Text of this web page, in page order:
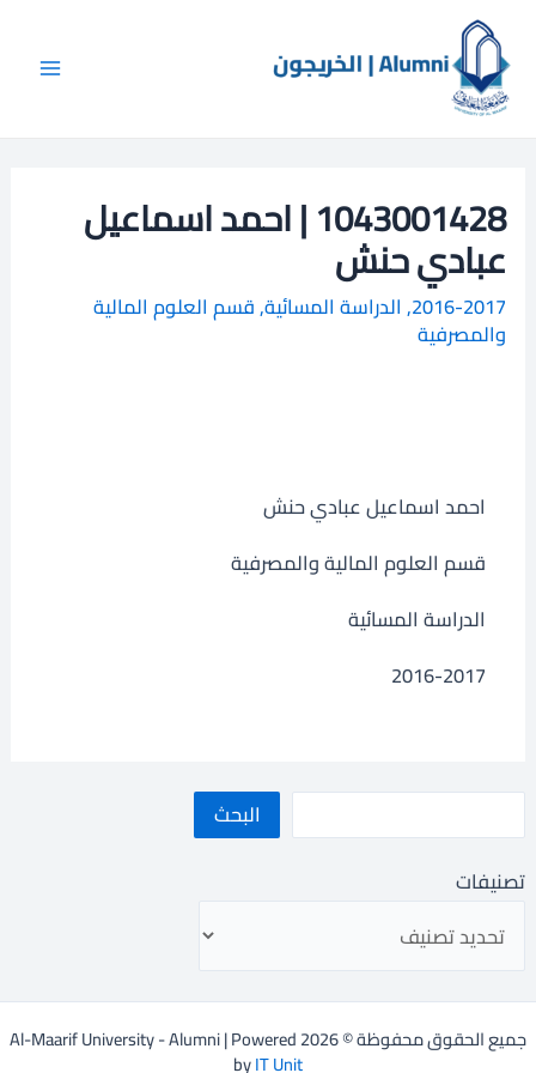
المحتوى
البحث
تصنيفات
1043001428 | احمد اسماعيل
عبادي حنش
2016-2017
, الدراسة المسائية,قسم العلوم المالية
والمصرفية
احمد اسماعيل عبادي حنش
قسم العلوم المالية والمصرفية
الدراسة المسائية
2016-2017
جميع الحقوق محفوظة © 2026 Al-Maarif University - Alumni | Powered
byIT Unit